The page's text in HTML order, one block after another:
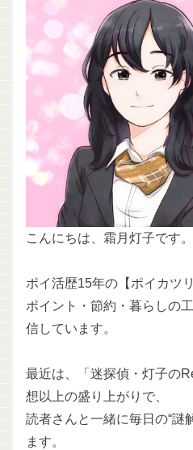
こんにちは、霜月灯子です。
ポイ活歴15年の【ポイカツ
ポイント・節約・暮らしの
信しています。
最近は、「迷探偵・灯子の
想以上の盛り上がりで、
読者さんと一緒に毎日の“謎
ます。